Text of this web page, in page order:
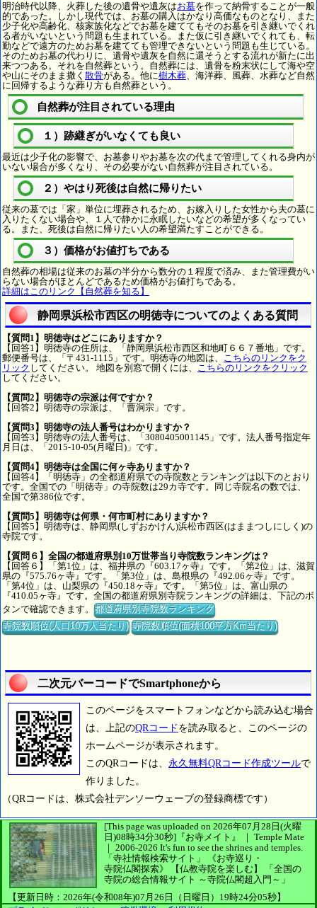
明治時代以降、火葬した後の遺骨や遺灰はお墓を作って納骨することが一般
的であった。しかし現代では、お墓の購入はかなり高価なものとなり、また
少子化や高齢化、核家族化などでお墓を建ててもそのお墓を引き継いでくれ
る者がいないという問題も生まれている。また仮に引き継いでくれても、転
勤などで遠方のためお墓を建てても管理できないという問題も生じている。
そのためお墓の代わりに、遺骨や遺灰を自然に還そうとする流れが新たに出
来つつある。それを自然葬という。自然葬には、遺骨を粉末状にして海や空
や山にそのまま撒く 散骨がある。他に樹木葬、海洋葬、風葬、水葬など自然
に回帰するような葬り方も自然葬という。
自然葬が注目されている理由
１）跡継ぎがいなくても良い
最近は少子化の影響で、お墓参りやお墓を次の代まで管理してくれる身内が
いない場合が多くなり、その必要がない自然葬が注目されている。
２）やはり死後は自然に帰りたい
従来の墓では「家」単位に埋葬されるため、お嫁入りした女性から夫の墓に
入りたくない場合や、１人で静かに永眠したいなどの希望が多くなってい
る。また、死後は自然に帰りたい人の希望満たすことができる。
３）価格がお値打ちである
自然葬の相場は従来のお墓の半分から数分の１程度で済み、また管理費がい
らない場合がほとんどであるため価格がお値打ちである。
詳細はこのリンク【自然葬を知る】
静岡県浜松市西区の明徳寺についてのよくある質問
【質問1】明徳寺はどこにありますか？
【回答1】明徳寺の住所は、「静岡県浜松市西区和地町６６７番地」です。
郵便番号は、「〒431-1115」です。明徳寺の地図は、 こちらのリンクをク
リック してください。 地図を別窓で開くには、 こちらのリンクをクリック
してください。
【質問2】明徳寺の宗派は何ですか？
【回答2】明徳寺の宗派は、「曹洞宗」です。
【質問3】明徳寺の法人番号はわかりますか？
【回答3】明徳寺の法人番号は、「3080405001145」です。法人番号指定年
月日は、「2015-10-05(月曜日)」です。
【質問4】明徳寺は全国に何ヶ寺ありますか？
【回答4】「明徳寺」の全都道府県での寺院数とランキングは以下のとおり
です。全国での「明徳寺」の寺院数は29カ寺です。同じ寺院名の数では、
全国で第386位です。
【質問5】明徳寺は何県・何市町村にありますか？
【回答5】明徳寺は、静岡県(しずおかけん)浜松市西区(はままつしにしく)の
寺院です。
【質問６】全国の都道府県別10万世帯当り寺院数ランキングは？
【回答６】「第1位」は、福井県の『603.17ヶ寺』です。「第2位」は、滋賀
県の『575.76ヶ寺』です。「第3位」は、島根県の『492.06ヶ寺』です。
「第4位」は、山梨県の『450.18ヶ寺』です。「第5位」は、富山県の
『410.05ヶ寺』です。全国の都道府県別寺院ランキングの詳細は、下記のボ
タンで確認できます。都道府県別寺院数ランキング
寺院数順位(人口10万人当たり) 寺院数順位(面積100平方Km当たり)
二次元バーコードでSmartphoneから
このページをスマートフォンなどから読み込む場合
は、上記のQRコード を読み取ると、このページの
ホームページが表示されます。
このQRコードは、 永久無料QRコード作成ツールで
作りました。
（QRコードは、株式会社デンソーウェーブの登録商標です）
[This page was uploaded on 2026年07月28日(火曜
日)08時34分30秒] 『お寺メイト』 ｜ Temple Mate
｜ 2006-2026 It's fun to see the shrines and temples.
「寺社情報検索サイト」
《お寺巡り・
寺院仏閣探索》
【仏教寺院を楽しむ】
「全国の
寺院の総合情報サイト ～寺院仏閣超入門～」
【更新日時：2026年(令和08年)07月26日（日曜日）19時24分05秒】